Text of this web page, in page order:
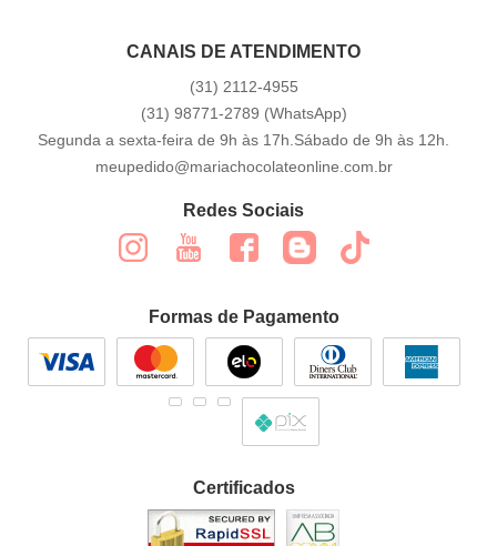
CANAIS DE ATENDIMENTO
(31) 2112-4955
(31) 98771-2789 (WhatsApp)
Segunda a sexta-feira de 9h às 17h.Sábado de 9h às 12h.
meupedido@mariachocolateonline.com.br
Redes Sociais
Formas de Pagamento
Certificados